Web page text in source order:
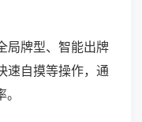
局牌型、智能出牌
速自摸等操作，通